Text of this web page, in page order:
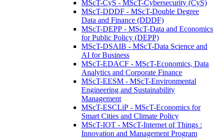
MScT-CyS - MScT-Cybersecurity (CyS)
MScT-DDDF - MScT-Double Degree
Data and Finance (DDDF)
MScT-DEPP - MScT-Data and Economics
for Public Policy (DEPP)
MScT-DSAIB - MScT-Data Science and
AI for Business
MScT-EDACF - MScT-Economics, Data
Analytics and Corporate Finance
MScT-EESM - MScT-Environmental
Engineering and Sustainability
Management
MScT-ESCLiP - MScT-Economics for
Smart Cities and Climate Policy
MScT-IOT - MScT-Internet of Things :
Innovation and Management Program